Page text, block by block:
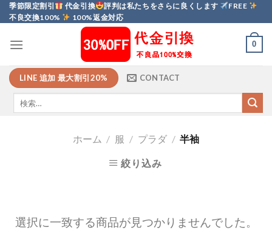
Skip
to
季節限定割引 代金引換 評判は私たちをさらに良くします
FREE
不良交換100%
100%返金対応
0
LINE 追加 最大割引20% CONTACT
ホーム / 服 / プラダ / 半袖
絞り込み
選択に一致する商品が見つかりませんでした。